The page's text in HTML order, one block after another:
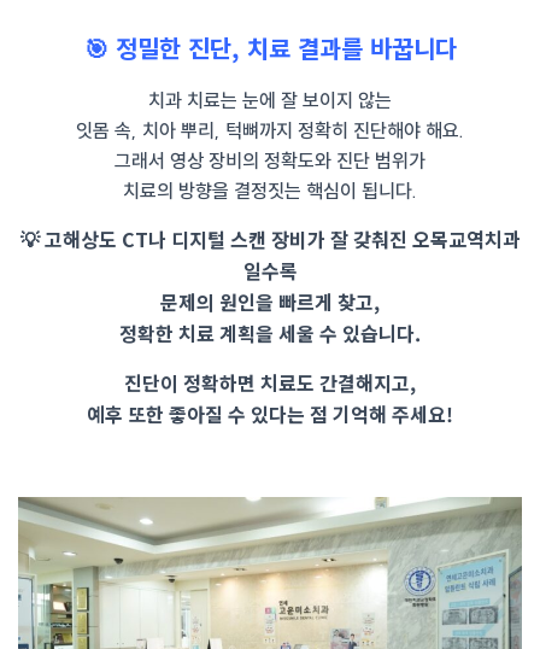
🎯 정밀한 진단, 치료 결과를 바꿉니다
치과 치료는 눈에 잘 보이지 않는
잇몸 속, 치아 뿌리, 턱뼈까지 정확히 진단해야 해요.
그래서 영상 장비의 정확도와 진단 범위가
치료의 방향을 결정짓는 핵심이 됩니다.
💡 고해상도 CT나 디지털 스캔 장비가 잘 갖춰진 오목교역치과
일수록
문제의 원인을 빠르게 찾고,
정확한 치료 계획을 세울 수 있습니다.
진단이 정확하면 치료도 간결해지고,
예후 또한 좋아질 수 있다는 점 기억해 주세요!